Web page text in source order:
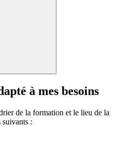
à mes besoins
de la formation et le lieu de la
suivants :